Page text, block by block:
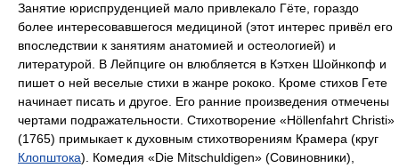
Занятие юриспруденцией мало привлекало Гёте, гораздо
более интересовавшегося медициной (этот интерес привёл его
впоследствии к занятиям анатомией и остеологией) и
литературой. В Лейпциге он влюбляется в Кэтхен Шойнкопф и
пишет о ней веселые стихи в жанре рококо. Кроме стихов Гете
начинает писать и другое. Его ранние произведения отмечены
чертами подражательности. Стихотворение «Höllenfahrt Christi»
(1765) примыкает к духовным стихотворениям Крамера (круг
Клопштока). Комедия «Die Mitschuldigen» (Совиновники),